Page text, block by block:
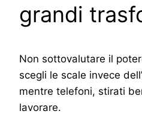
grandi
Non sottovalutare il
scegli le scale invece
mentre telefoni, stirati
lavorare.